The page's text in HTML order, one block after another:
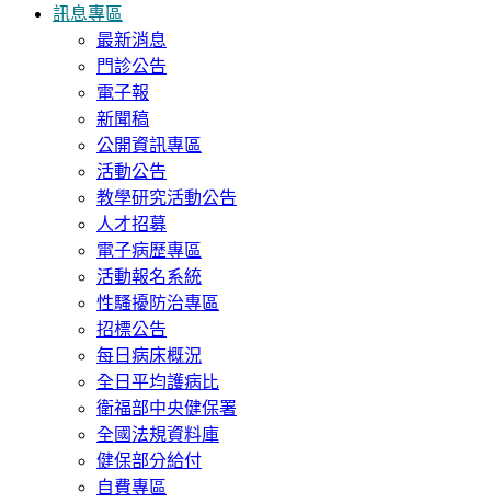
訊息專區
最新消息
門診公告
電子報
新聞稿
公開資訊專區
活動公告
教學研究活動公告
人才招募
電子病歷專區
活動報名系統
性騷擾防治專區
招標公告
每日病床概況
全日平均護病比
衛福部中央健保署
全國法規資料庫
健保部分給付
自費專區